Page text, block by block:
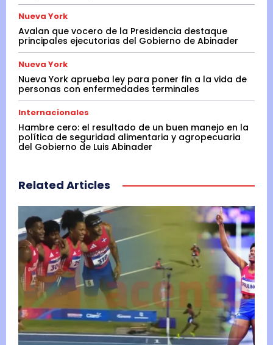
Nueva York
Avalan que vocero de la Presidencia destaque
principales ejecutorias del Gobierno de Abinader
Nueva York
Nueva York aprueba ley para poner fin a la vida de
personas con enfermedades terminales
Internacionales
Hambre cero: el resultado de un buen manejo en la
política de seguridad alimentaria y agropecuaria
del Gobierno de Luis Abinader
Related Articles